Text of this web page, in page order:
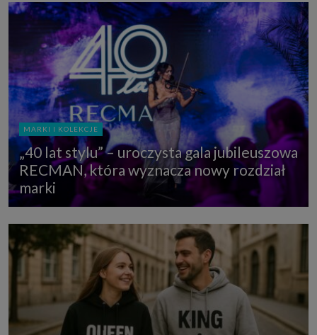
MARKI I KOLEKCJE
„40 lat stylu” – uroczysta gala jubileuszowa
RECMAN, która wyznacza nowy rozdział
marki